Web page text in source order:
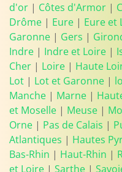
d'or | Côtes d'Armor |
Drôme | Eure | Eure et
Garonne | Gers |
Indre | Indre et Loire |
Cher | Loire | Haute
Lot | Lot et Garonne |
Manche | Marne |
et Moselle | Meuse |
Orne | Pas de Calais |
Atlantiques | Hautes
Bas-Rhin | Haut-Rhin |
et Loire | Sarthe |